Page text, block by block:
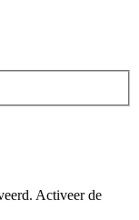
Activeer de